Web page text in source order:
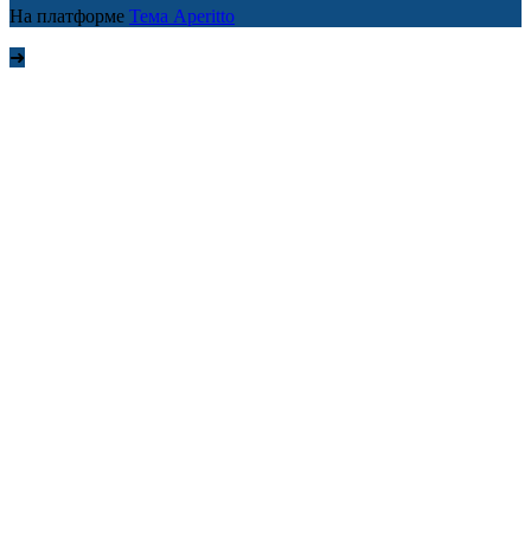
На платформе Тема Aperitto
➜